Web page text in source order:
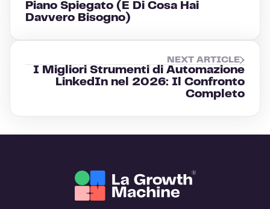
Piano Spiegato (E Di Cosa Hai
Davvero Bisogno)
NEXT ARTICLE
I Migliori Strumenti di Automazione
LinkedIn nel 2026: Il Confronto
Completo